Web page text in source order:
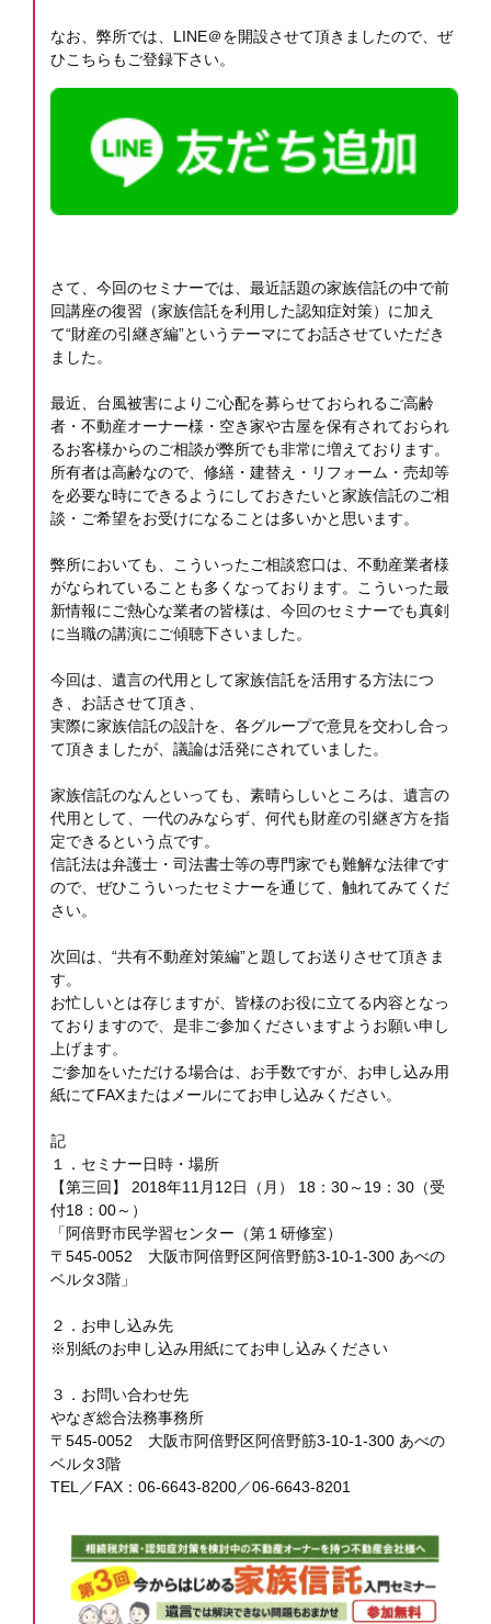
なお、弊所では、LINE＠を開設させて頂きましたので、ぜ
ひこちらもご登録下さい。
さて、今回のセミナーでは、最近話題の家族信託の中で前
回講座の復習（家族信託を利用した認知症対策）に加え
て“財産の引継ぎ編”というテーマにてお話させていただき
ました。
最近、台風被害によりご心配を募らせておられるご高齢
者・不動産オーナー様・空き家や古屋を保有されておられ
るお客様からのご相談が弊所でも非常に増えております。
所有者は高齢なので、修繕・建替え・リフォーム・売却等
を必要な時にできるようにしておきたいと家族信託のご相
談・ご希望をお受けになることは多いかと思います。
弊所においても、こういったご相談窓口は、不動産業者様
がなられていることも多くなっております。こういった最
新情報にご熱心な業者の皆様は、今回のセミナーでも真剣
に当職の講演にご傾聴下さいました。
今回は、遺言の代用として家族信託を活用する方法につ
き、お話させて頂き、
実際に家族信託の設計を、各グループで意見を交わし合っ
て頂きましたが、議論は活発にされていました。
家族信託のなんといっても、素晴らしいところは、遺言の
代用として、一代のみならず、何代も財産の引継ぎ方を指
定できるという点です。
信託法は弁護士・司法書士等の専門家でも難解な法律です
ので、ぜひこういったセミナーを通じて、触れてみてくだ
さい。
次回は、“共有不動産対策編”と題してお送りさせて頂きま
す。
お忙しいとは存じますが、皆様のお役に立てる内容となっ
ておりますので、是非ご参加くださいますようお願い申し
上げます。
ご参加をいただける場合は、お手数ですが、お申し込み用
紙にてFAXまたはメールにてお申し込みください。
記
１．セミナー日時・場所
【第三回】 2018年11月12日（月） 18：30～19：30（受
付18：00～）
「阿倍野市民学習センター（第１研修室）
〒545-0052 大阪市阿倍野区阿倍野筋3-10-1-300 あべの
ベルタ3階」
２．お申し込み先
※別紙のお申し込み用紙にてお申し込みください
３．お問い合わせ先
やなぎ総合法務事務所
〒545-0052 大阪市阿倍野区阿倍野筋3-10-1-300 あべの
ベルタ3階
TEL／FAX：06-6643-8200／06-6643-8201